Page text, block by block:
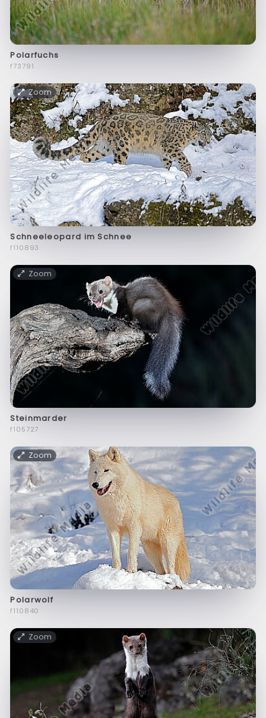
Polarfuchs
f73791
Zoom
Schneeleopard im Schnee
f110893
Zoom
Steinmarder
f105727
Zoom
Polarwolf
f110840
Zoom